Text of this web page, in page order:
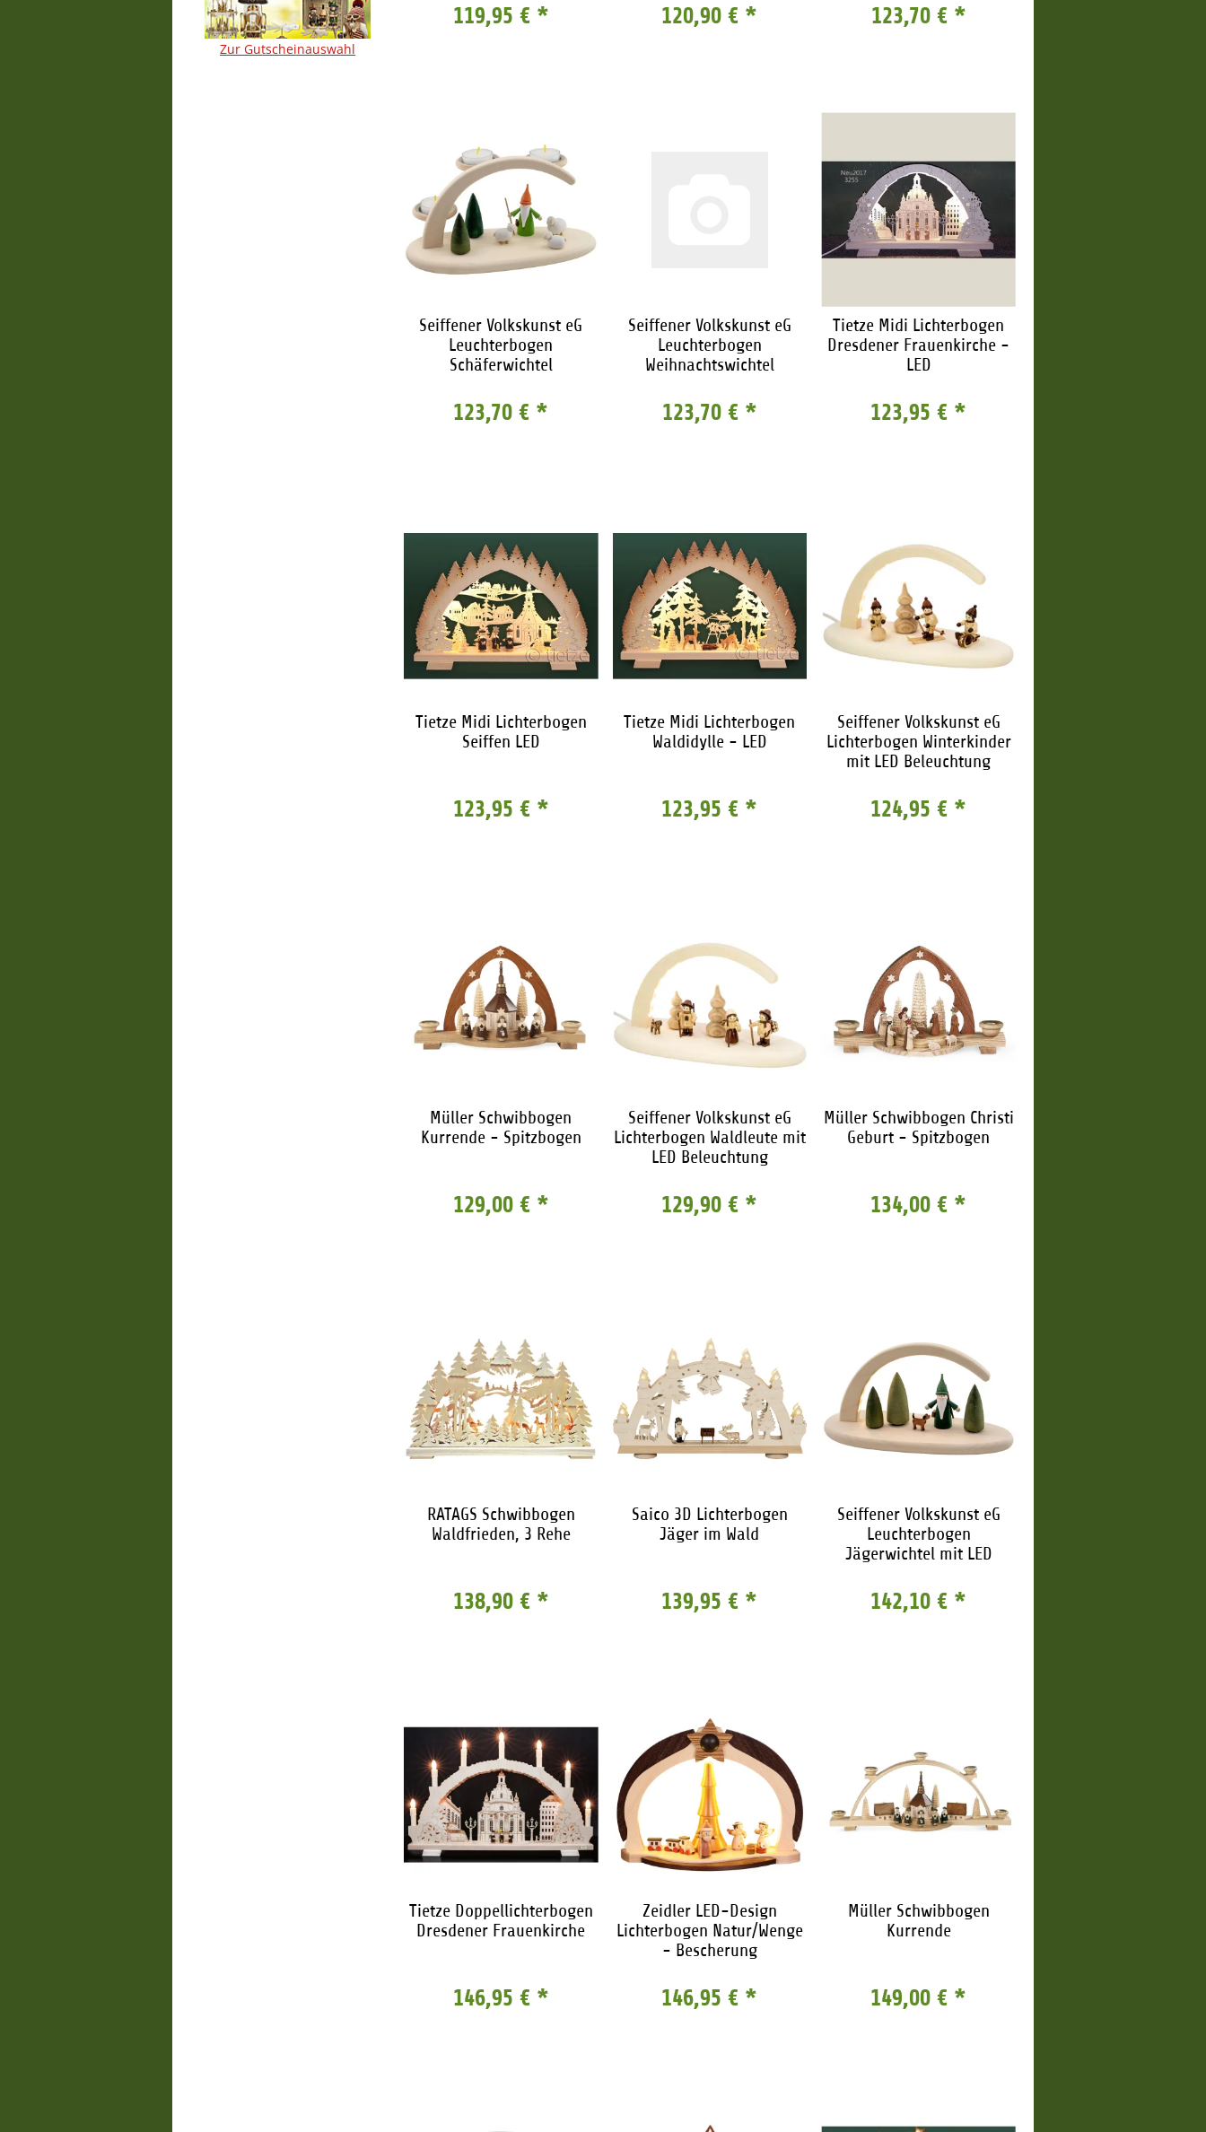
119,95 € * 120,90 € * 123,70 € *
Seiffener Volkskunst eG
Leuchterbogen
Schäferwichtel
123,70 € *
Seiffener Volkskunst eG
Leuchterbogen
Weihnachtswichtel
123,70 € *
Tietze Midi Lichterbogen
Dresdener Frauenkirche -
LED
123,95 € *
Tietze Midi Lichterbogen
Seiffen LED
123,95 € *
Tietze Midi Lichterbogen
Waldidylle - LED
123,95 € *
Seiffener Volkskunst eG
Lichterbogen Winterkinder
mit LED Beleuchtung
124,95 € *
Müller Schwibbogen
Kurrende - Spitzbogen
129,00 € *
Seiffener Volkskunst eG
Lichterbogen Waldleute mit
LED Beleuchtung
129,90 € *
Müller Schwibbogen Christi
Geburt - Spitzbogen
134,00 € *
RATAGS Schwibbogen
Waldfrieden, 3 Rehe
138,90 € *
Saico 3D Lichterbogen
Jäger im Wald
139,95 € *
Seiffener Volkskunst eG
Leuchterbogen
Jägerwichtel mit LED
142,10 € *
Tietze Doppellichterbogen
Dresdener Frauenkirche
146,95 € *
Zeidler LED-Design
Lichterbogen Natur/Wenge
- Bescherung
146,95 € *
Müller Schwibbogen
Kurrende
149,00 € *
Zur Gutscheinauswahl